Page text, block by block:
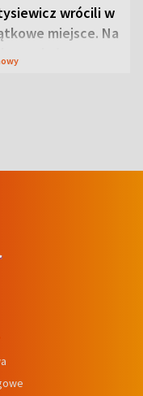
wrócili w
miejsce. Na
czekał